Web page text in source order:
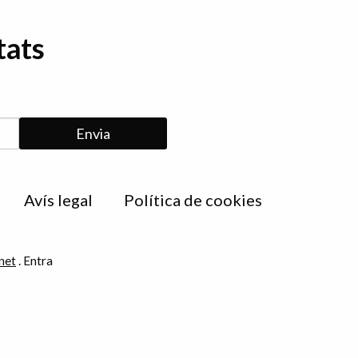
Avís legal Política de cookies
. Entra